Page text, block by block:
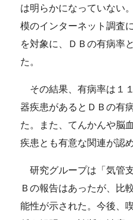
は明らかになっていない
模のインターネット調査
を対象に、ＤＢの有病率
た。
その結果、有病率は１
器疾患があるとＤＢの有
た。また、てんかんや脳
疾患とも有意な関連が認
研究グループは「気管
Ｂの報告はあったが、比
能性が示された。今後、